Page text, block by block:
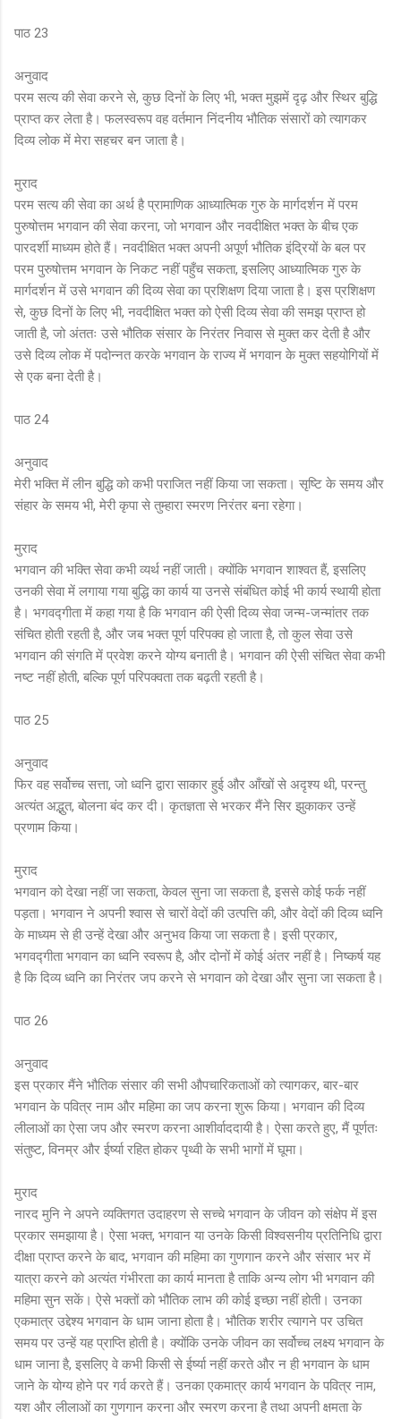
पाठ 23
अनुवाद
परम सत्य की सेवा करने से, कुछ दिनों के लिए भी, भक्त मुझमें दृढ़ और स्थिर बुद्धि
प्राप्त कर लेता है। फलस्वरूप वह वर्तमान निंदनीय भौतिक संसारों को त्यागकर
दिव्य लोक में मेरा सहचर बन जाता है।
मुराद
परम सत्य की सेवा का अर्थ है प्रामाणिक आध्यात्मिक गुरु के मार्गदर्शन में परम
पुरुषोत्तम भगवान की सेवा करना, जो भगवान और नवदीक्षित भक्त के बीच एक
पारदर्शी माध्यम होते हैं। नवदीक्षित भक्त अपनी अपूर्ण भौतिक इंद्रियों के बल पर
परम पुरुषोत्तम भगवान के निकट नहीं पहुँच सकता, इसलिए आध्यात्मिक गुरु के
मार्गदर्शन में उसे भगवान की दिव्य सेवा का प्रशिक्षण दिया जाता है। इस प्रशिक्षण
से, कुछ दिनों के लिए भी, नवदीक्षित भक्त को ऐसी दिव्य सेवा की समझ प्राप्त हो
जाती है, जो अंततः उसे भौतिक संसार के निरंतर निवास से मुक्त कर देती है और
उसे दिव्य लोक में पदोन्नत करके भगवान के राज्य में भगवान के मुक्त सहयोगियों में
से एक बना देती है।
पाठ 24
अनुवाद
मेरी भक्ति में लीन बुद्धि को कभी पराजित नहीं किया जा सकता। सृष्टि के समय और
संहार के समय भी, मेरी कृपा से तुम्हारा स्मरण निरंतर बना रहेगा।
मुराद
भगवान की भक्ति सेवा कभी व्यर्थ नहीं जाती। क्योंकि भगवान शाश्वत हैं, इसलिए
उनकी सेवा में लगाया गया बुद्धि का कार्य या उनसे संबंधित कोई भी कार्य स्थायी होता
है। भगवद्गीता में कहा गया है कि भगवान की ऐसी दिव्य सेवा जन्म-जन्मांतर तक
संचित होती रहती है, और जब भक्त पूर्ण परिपक्व हो जाता है, तो कुल सेवा उसे
भगवान की संगति में प्रवेश करने योग्य बनाती है। भगवान की ऐसी संचित सेवा कभी
नष्ट नहीं होती, बल्कि पूर्ण परिपक्वता तक बढ़ती रहती है।
पाठ 25
अनुवाद
फिर वह सर्वोच्च सत्ता, जो ध्वनि द्वारा साकार हुई और आँखों से अदृश्य थी, परन्तु
अत्यंत अद्भुत, बोलना बंद कर दी। कृतज्ञता से भरकर मैंने सिर झुकाकर उन्हें
प्रणाम किया।
मुराद
भगवान को देखा नहीं जा सकता, केवल सुना जा सकता है, इससे कोई फर्क नहीं
पड़ता। भगवान ने अपनी श्वास से चारों वेदों की उत्पत्ति की, और वेदों की दिव्य ध्वनि
के माध्यम से ही उन्हें देखा और अनुभव किया जा सकता है। इसी प्रकार,
भगवद्गीता भगवान का ध्वनि स्वरूप है, और दोनों में कोई अंतर नहीं है। निष्कर्ष यह
है कि दिव्य ध्वनि का निरंतर जप करने से भगवान को देखा और सुना जा सकता है।
पाठ 26
अनुवाद
इस प्रकार मैंने भौतिक संसार की सभी औपचारिकताओं को त्यागकर, बार-बार
भगवान के पवित्र नाम और महिमा का जप करना शुरू किया। भगवान की दिव्य
लीलाओं का ऐसा जप और स्मरण करना आशीर्वाददायी है। ऐसा करते हुए, मैं पूर्णतः
संतुष्ट, विनम्र और ईर्ष्या रहित होकर पृथ्वी के सभी भागों में घूमा।
मुराद
नारद मुनि ने अपने व्यक्तिगत उदाहरण से सच्चे भगवान के जीवन को संक्षेप में इस
प्रकार समझाया है। ऐसा भक्त, भगवान या उनके किसी विश्वसनीय प्रतिनिधि द्वारा
दीक्षा प्राप्त करने के बाद, भगवान की महिमा का गुणगान करने और संसार भर में
यात्रा करने को अत्यंत गंभीरता का कार्य मानता है ताकि अन्य लोग भी भगवान की
महिमा सुन सकें। ऐसे भक्तों को भौतिक लाभ की कोई इच्छा नहीं होती। उनका
एकमात्र उद्देश्य भगवान के धाम जाना होता है। भौतिक शरीर त्यागने पर उचित
समय पर उन्हें यह प्राप्ति होती है। क्योंकि उनके जीवन का सर्वोच्च लक्ष्य भगवान के
धाम जाना है, इसलिए वे कभी किसी से ईर्ष्या नहीं करते और न ही भगवान के धाम
जाने के योग्य होने पर गर्व करते हैं। उनका एकमात्र कार्य भगवान के पवित्र नाम,
यश और लीलाओं का गुणगान करना और स्मरण करना है तथा अपनी क्षमता के